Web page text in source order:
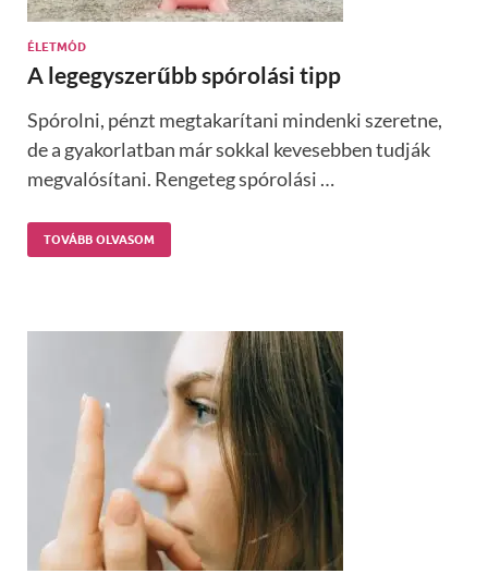
ÉLETMÓD
A legegyszerűbb spórolási tipp
Spórolni, pénzt megtakarítani mindenki szeretne,
de a gyakorlatban már sokkal kevesebben tudják
megvalósítani. Rengeteg spórolási …
TOVÁBB OLVASOM